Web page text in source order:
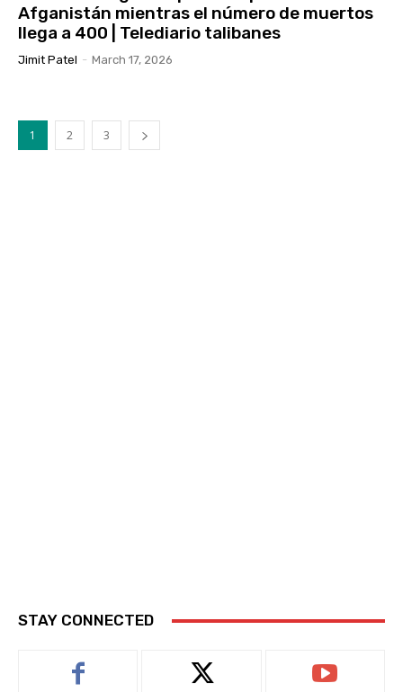
Afganistán mientras el número de muertos
llega a 400 | Telediario talibanes
Jimit Patel - March 17, 2026
1 2 3
STAY CONNECTED